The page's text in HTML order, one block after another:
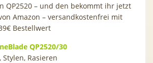
QP2520 – und den bekommt ihr jetzt
Amazon – versandkostenfrei mit
Bestellwert
QP2520/30
Rasieren